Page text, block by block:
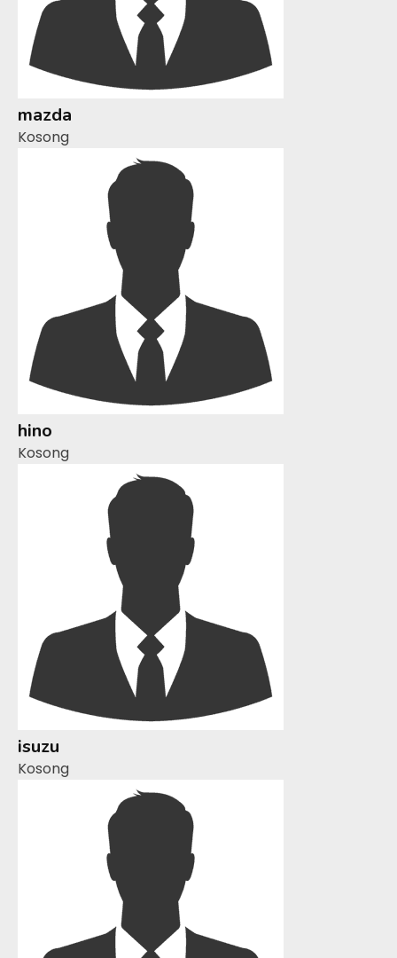
mazda
Kosong
hino
Kosong
isuzu
Kosong